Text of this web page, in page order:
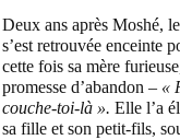
Deux ans après Moshé, le
s’est retrouvée enceinte
cette fois sa mère
promesse d’abandon – «
couche-toi-là ». Elle l’a
sa fille et son petit-fils,